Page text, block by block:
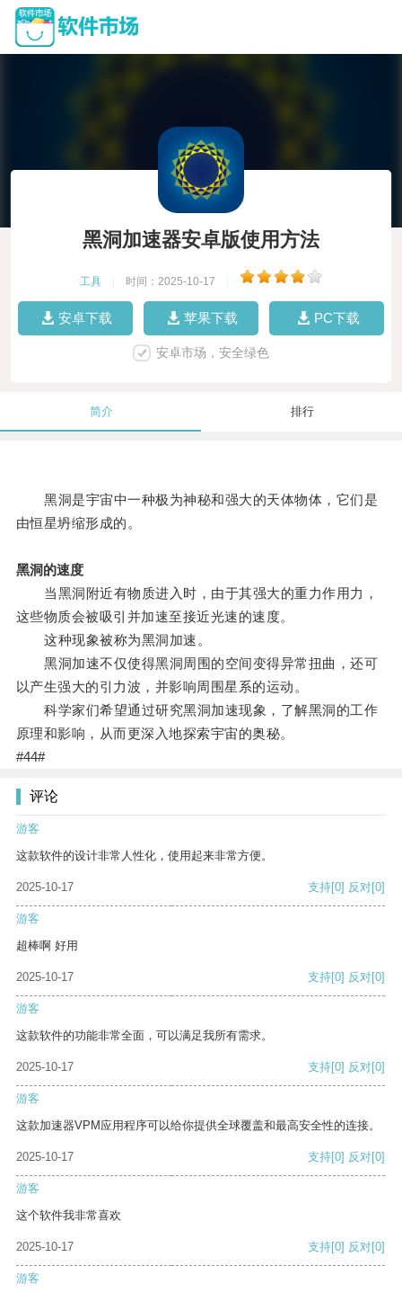
黑洞加速器安卓版使用方法
工具 时间：2025-10-17
安卓下载 苹果下载 PC下载
安卓市场，安全绿色
简介 排行
黑洞是宇宙中一种极为神秘和强大的天体物体，它们是
由恒星坍缩形成的。
黑洞的速度
当黑洞附近有物质进入时，由于其强大的重力作用力，
这些物质会被吸引并加速至接近光速的速度。
这种现象被称为黑洞加速。
黑洞加速不仅使得黑洞周围的空间变得异常扭曲，还可
以产生强大的引力波，并影响周围星系的运动。
科学家们希望通过研究黑洞加速现象，了解黑洞的工作
原理和影响，从而更深入地探索宇宙的奥秘。
#44#
评论
游客
这款软件的设计非常人性化，使用起来非常方便。
2025-10-17 支持[0] 反对[0]
游客
超棒啊 好用
2025-10-17 支持[0] 反对[0]
游客
这款软件的功能非常全面，可以满足我所有需求。
2025-10-17 支持[0] 反对[0]
游客
这款加速器VPM应用程序可以给你提供全球覆盖和最高安全性的连接。
2025-10-17 支持[0] 反对[0]
游客
这个软件我非常喜欢
2025-10-17 支持[0] 反对[0]
游客